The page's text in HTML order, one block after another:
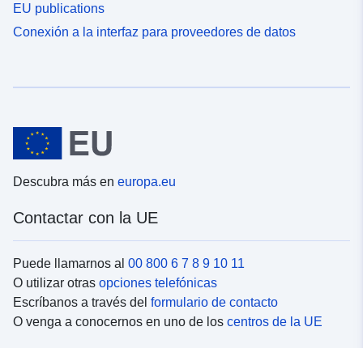
EU publications
Conexión a la interfaz para proveedores de datos
Descubra más en europa.eu
Contactar con la UE
Puede llamarnos al 00 800 6 7 8 9 10 11
O utilizar otras opciones telefónicas
Escríbanos a través del formulario de contacto
O venga a conocernos en uno de los centros de la UE